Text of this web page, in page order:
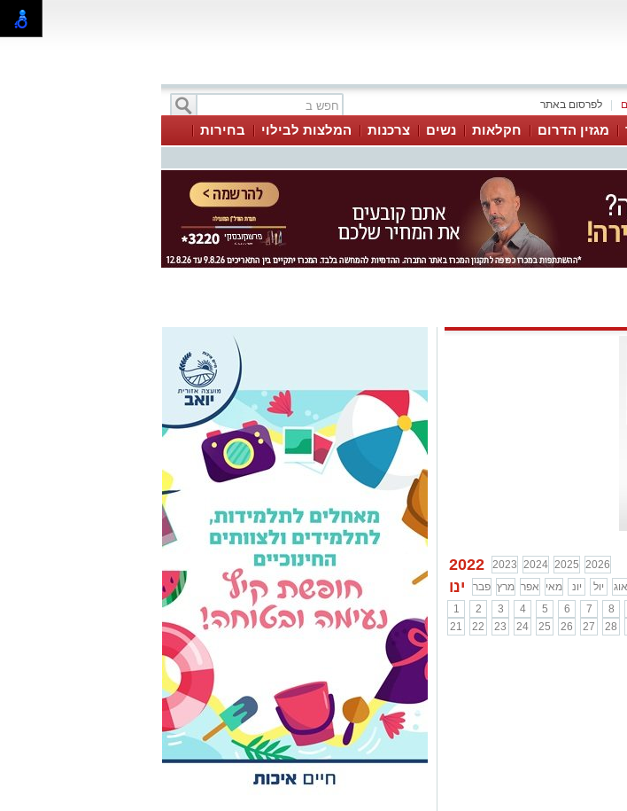
לפרסום באתר
מגזין הדרום חקלאות נשים צרכנות המלצות לבילוי
בחירות
2022 2023 2024 2025 2026
ינו פבר מרץ אפר מאי יונ יול אוג
1
2 3 4 5 6 7 8
21
22 23 24 25 26 27 28